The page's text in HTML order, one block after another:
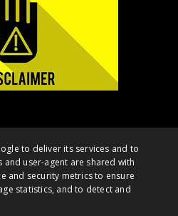
- Noticias Bitcoin, Ethereum y NFT's |
Reserved
DMCA Contacto
to deliver its services and to
and user-agent are shared with
and security metrics to ensure
statistics, and to detect and